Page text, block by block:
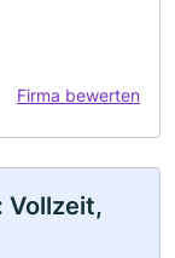
Firma bewerten
Vollzeit,